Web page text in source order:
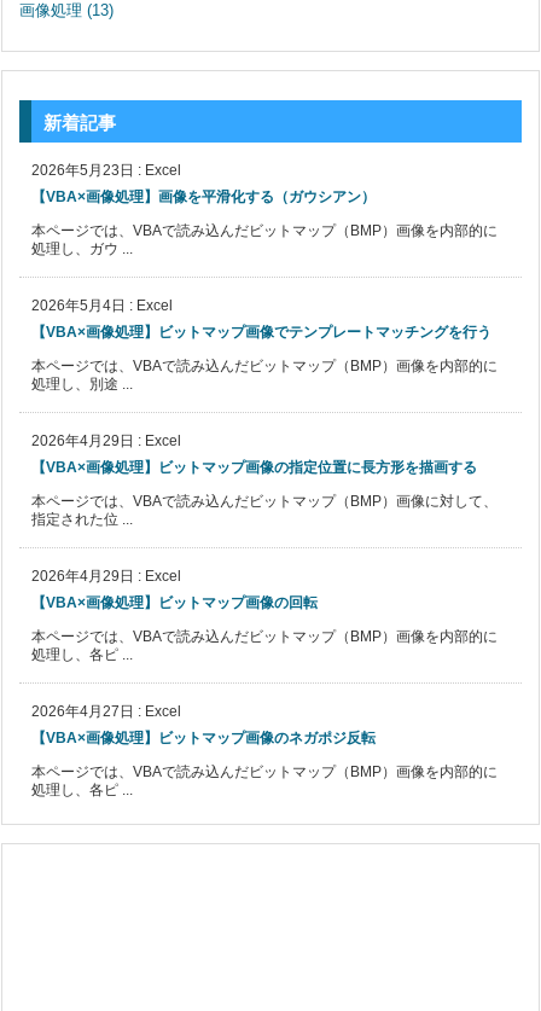
画像処理 (13)
新着記事
2026年5月23日 : Excel
【VBA×画像処理】画像を平滑化する（ガウシアン）
本ページでは、VBAで読み込んだビットマップ（BMP）画像を内部的に
処理し、ガウ ...
2026年5月4日 : Excel
【VBA×画像処理】ビットマップ画像でテンプレートマッチングを行う
本ページでは、VBAで読み込んだビットマップ（BMP）画像を内部的に
処理し、別途 ...
2026年4月29日 : Excel
【VBA×画像処理】ビットマップ画像の指定位置に長方形を描画する
本ページでは、VBAで読み込んだビットマップ（BMP）画像に対して、
指定された位 ...
2026年4月29日 : Excel
【VBA×画像処理】ビットマップ画像の回転
本ページでは、VBAで読み込んだビットマップ（BMP）画像を内部的に
処理し、各ピ ...
2026年4月27日 : Excel
【VBA×画像処理】ビットマップ画像のネガポジ反転
本ページでは、VBAで読み込んだビットマップ（BMP）画像を内部的に
処理し、各ピ ...